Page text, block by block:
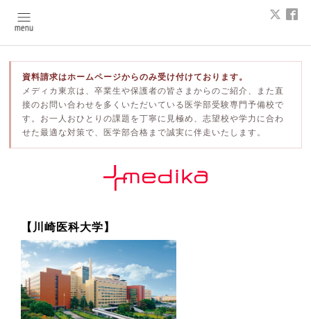
資料請求はホームページからのみ受け付けております。
メディカ東京は、卒業生や保護者の皆さまからのご紹介、また直
接のお問い合わせを多くいただいている医学部受験専門予備校で
す。お一人おひとりの課題を丁寧に見極め、志望校や学力に合わ
せた最適な対策で、医学部合格まで誠実に伴走いたします。
【川崎医科大学】